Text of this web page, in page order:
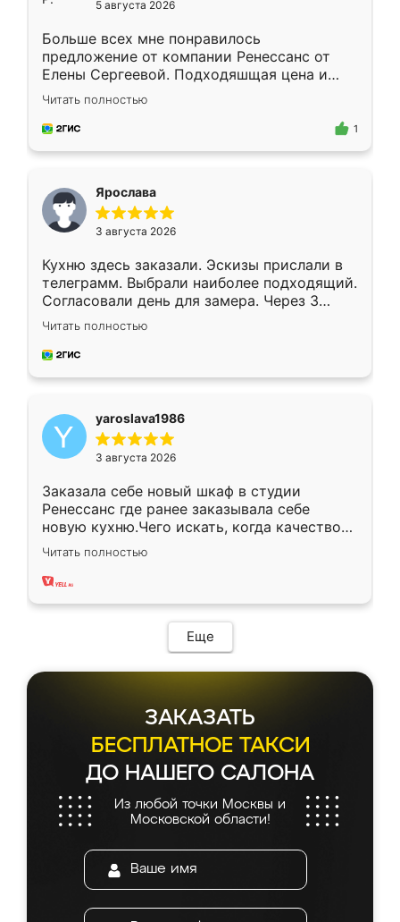
5 августа 2026
Больше всех мне понравилось
предложение от компании Ренессанс от
Елены Сергеевой. Подходяшщая цена и
короткие сроки изготовления. Приехавший
для замера сотрудник Владислав
предложил по моему эскизу самый
Читать полностью
1
Ярослава
3 августа 2026
Кухню здесь заказали. Эскизы прислали в
телеграмм. Выбрали наиболее подходящий.
Согласовали день для замера. Через 3
недели кухня была уже готова. Остались
довольны работой. Спасибо Ренессанс
мебель за качественную работу!
Читать полностью
yaroslava1986
3 августа 2026
Заказала себе новый шкаф в студии
Ренессанс где ранее заказывала себе
новую кухню.Чего искать, когда качеством
вполне довольна. Служит кухня уже почти
два года, нареканий нет.
Читать полностью
Еще
ЗАКАЗАТЬ
БЕСПЛАТНОЕ ТАКСИ
ДО НАШЕГО САЛОНА
Из любой точки Москвы и
Московской области!